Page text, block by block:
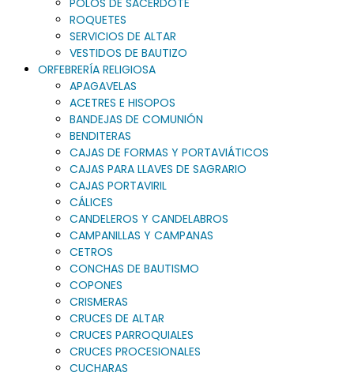
POLOS DE SACERDOTE
ROQUETES
SERVICIOS DE ALTAR
VESTIDOS DE BAUTIZO
ORFEBRERÍA RELIGIOSA
APAGAVELAS
ACETRES E HISOPOS
BANDEJAS DE COMUNIÓN
BENDITERAS
CAJAS DE FORMAS Y PORTAVIÁTICOS
CAJAS PARA LLAVES DE SAGRARIO
CAJAS PORTAVIRIL
CÁLICES
CANDELEROS Y CANDELABROS
CAMPANILLAS Y CAMPANAS
CETROS
CONCHAS DE BAUTISMO
COPONES
CRISMERAS
CRUCES DE ALTAR
CRUCES PARROQUIALES
CRUCES PROCESIONALES
CUCHARAS